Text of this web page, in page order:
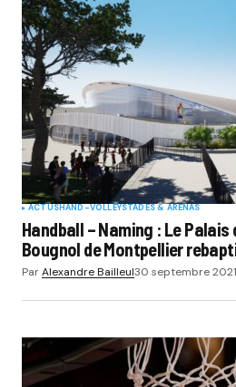
ACTUSHAND-VOLLEYSTADES & ARENAS
Handball – Naming : Le Palais
Bougnol de Montpellier
ParAlexandre Bailleul30 septembre 2021